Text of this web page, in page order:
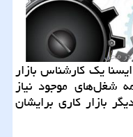
یك كارشناس بازار
شغل‌های موجود نیاز
بازار كاری برایشان